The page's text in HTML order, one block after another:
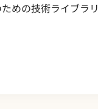
めの技術ライブラリ